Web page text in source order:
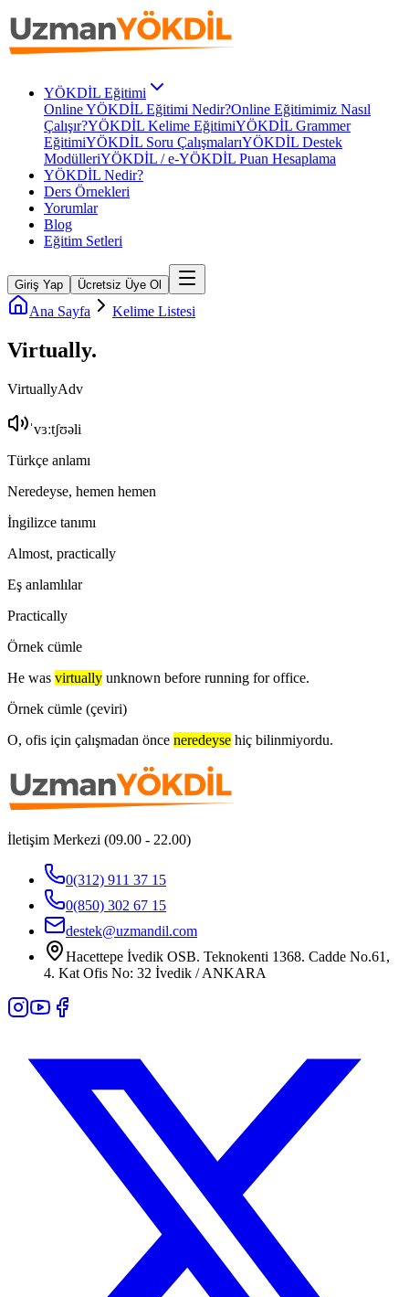
YÖKDİL Eğitimi
Online YÖKDİL Eğitimi Nedir?Online Eğitimimiz Nasıl
Çalışır?YÖKDİL Kelime EğitimiYÖKDİL Grammer
EğitimiYÖKDİL Soru ÇalışmalarıYÖKDİL Destek
ModülleriYÖKDİL / e-YÖKDİL Puan Hesaplama
YÖKDİL Nedir?
Ders Örnekleri
Yorumlar
Blog
Eğitim Setleri
Giriş Yap Ücretsiz Üye Ol
Ana Sayfa Kelime Listesi
Virtually.
VirtuallyAdv
ˈvɜːtʃʊəli
Türkçe anlamı
Neredeyse, hemen hemen
İngilizce tanımı
Almost, practically
Eş anlamlılar
Practically
Örnek cümle
He was virtually unknown before running for office.
Örnek cümle (çeviri)
O, ofis için çalışmadan önce neredeyse hiç bilinmiyordu.
İletişim Merkezi (09.00 - 22.00)
0(312) 911 37 15
0(850) 302 67 15
destek@uzmandil.com
Hacettepe İvedik OSB. Teknokenti 1368. Cadde No.61,
4. Kat Ofis No: 32 İvedik / ANKARA